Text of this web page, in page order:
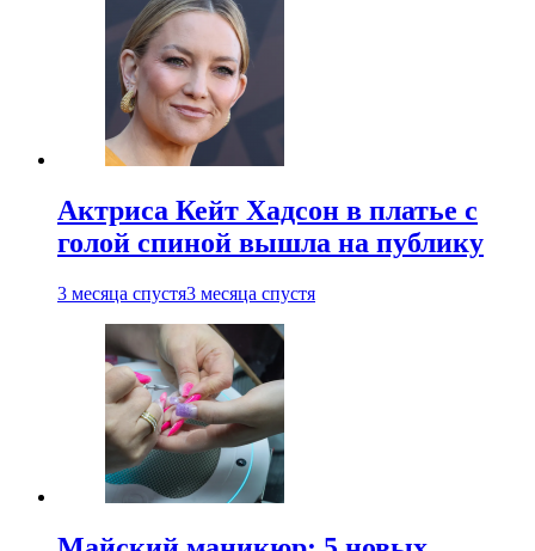
Актриса Кейт Хадсон в платье с
голой спиной вышла на публику
3 месяца спустя3 месяца спустя